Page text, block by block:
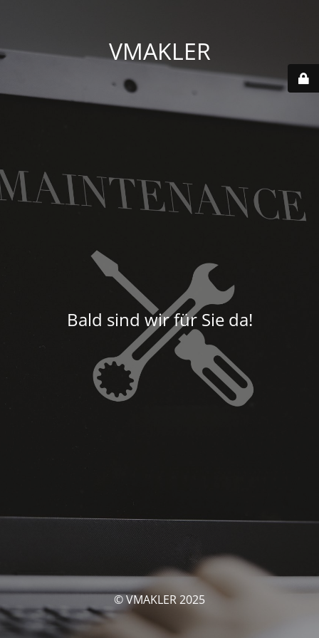
VMAKLER
Bald sind wir für Sie da!
© VMAKLER 2025